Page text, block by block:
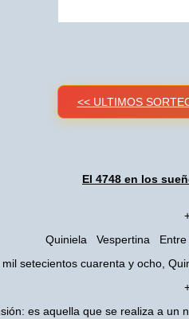
<< ULTIMOS
El 4748 en los
Quiniela Vespertina Entre
setecientos cuarenta y ocho,
es aquella que se realiza a un